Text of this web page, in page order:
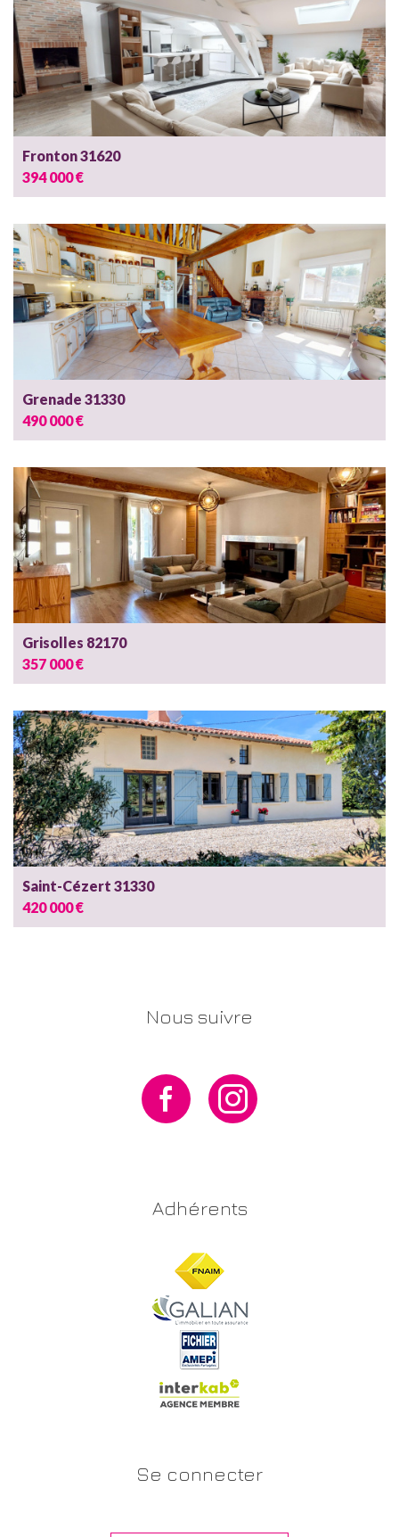
Fronton 31620
394 000 €
Grenade 31330
490 000 €
Grisolles 82170
357 000 €
Saint-Cézert 31330
420 000 €
Nous suivre
Adhérents
Se connecter